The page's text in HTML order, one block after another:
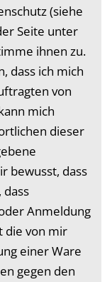
(siehe
Seite unter
ihnen zu.
dass ich mich
von
mich
dieser
bewusst, dass
Anmeldung
die von mir
einer Ware
gegen den